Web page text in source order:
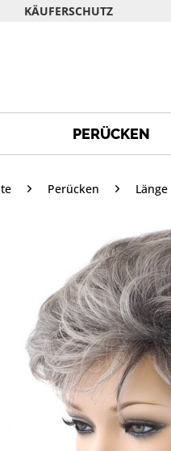
KÄUFERSCHUTZ
PERÜCKEN
Perücken Länge